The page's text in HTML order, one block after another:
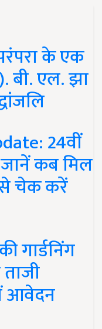
के एक
बी. एल. झा
24वीं
कब मिल
चेक करें
गार्डनिंग
आवेदन